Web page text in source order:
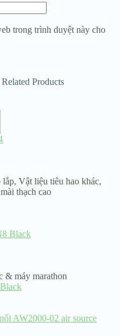
trong trình duyệt này cho
Related Products
lắp, Vật liệu tiêu hao khác,
thạch cao
& máy marathon